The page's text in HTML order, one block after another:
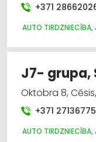
+371
AUTO TIRDZNIECĪBA,
J7- grupa,
Oktobra 8,
+371 27136775
AUTO TIRDZNIECĪBA,